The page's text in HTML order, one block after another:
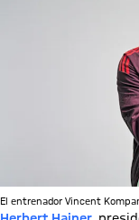
El entrenador Vincent